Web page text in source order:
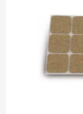
hviezdičiek.